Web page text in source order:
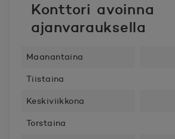
Konttori avoinna
ajanvarauksella
Maanantaina
Tiistaina
Keskiviikkona
Torstaina